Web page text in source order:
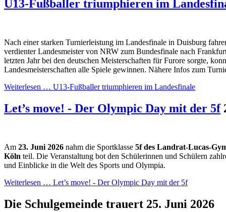
U13-Fußballer triumphieren im
Nach einer starken Turnierleistung im Landesfinale in Duisburg
verdienter Landesmeister von NRW zum Bundesfinale nach
letzten Jahr bei den deutschen Meisterschaften für Furore sorgte,
Landesmeisterschaften alle Spiele gewinnen. Nähere Infos zum
Weiterlesen … U13-Fußballer triumphieren im Landesfinale
Let’s move! - Der Olympic Day mit der 5f
Am 23. Juni 2026 nahm die Sportklasse 5f des Landrat-Lucas-
Köln teil. Die Veranstaltung bot den Schülerinnen und Schülern
und Einblicke in die Welt des Sports und Olympia.
Weiterlesen … Let’s move! - Der Olympic Day mit der 5f
Die Schulgemeinde trauert 25. Juni 2026